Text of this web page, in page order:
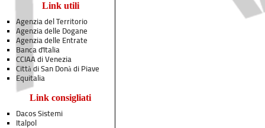
Link utili
Agenzia del Territorio
Agenzia delle Dogane
Agenzia delle Entrate
Banca d'Italia
CCIAA di Venezia
Città di San Donà di Piave
Equitalia
Link consigliati
Dacos Sistemi
Italpol